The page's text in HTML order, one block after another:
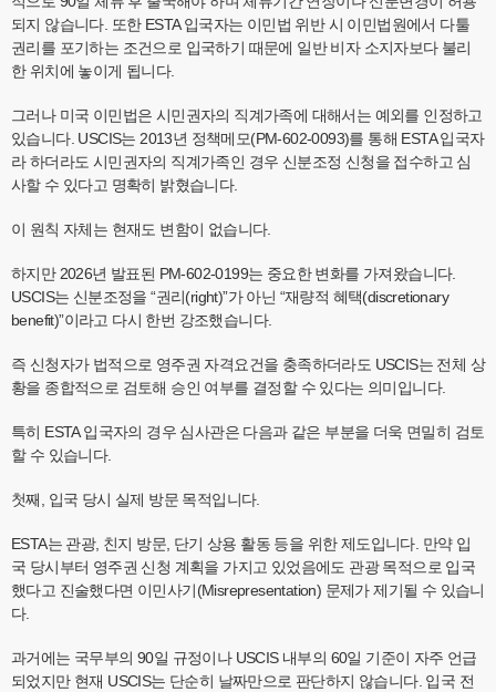
되지 않습니다. 또한 ESTA 입국자는 이민법 위반 시 이민법원에서 다툴
권리를 포기하는 조건으로 입국하기 때문에 일반 비자 소지자보다 불리
한 위치에 놓이게 됩니다.
그러나 미국 이민법은 시민권자의 직계가족에 대해서는 예외를 인정하고
있습니다. USCIS는 2013년 정책메모(PM-602-0093)를 통해 ESTA 입국자
라 하더라도 시민권자의 직계가족인 경우 신분조정 신청을 접수하고 심
사할 수 있다고 명확히 밝혔습니다.
이 원칙 자체는 현재도 변함이 없습니다.
하지만 2026년 발표된 PM-602-0199는 중요한 변화를 가져왔습니다.
USCIS는 신분조정을 “권리(right)”가 아닌 “재량적 혜택(discretionary
benefit)”이라고 다시 한번 강조했습니다.
즉 신청자가 법적으로 영주권 자격요건을 충족하더라도 USCIS는 전체 상
황을 종합적으로 검토해 승인 여부를 결정할 수 있다는 의미입니다.
특히 ESTA 입국자의 경우 심사관은 다음과 같은 부분을 더욱 면밀히 검토
할 수 있습니다.
첫째, 입국 당시 실제 방문 목적입니다.
ESTA는 관광, 친지 방문, 단기 상용 활동 등을 위한 제도입니다. 만약 입
국 당시부터 영주권 신청 계획을 가지고 있었음에도 관광 목적으로 입국
했다고 진술했다면 이민사기(Misrepresentation) 문제가 제기될 수 있습니
다.
과거에는 국무부의 90일 규정이나 USCIS 내부의 60일 기준이 자주 언급
되었지만 현재 USCIS는 단순히 날짜만으로 판단하지 않습니다. 입국 전